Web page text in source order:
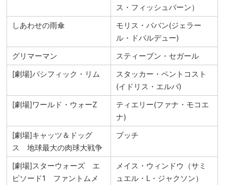
ス・フィッシュバーン）
しあわせの雨傘
モリス・ババン(ジェラー
ル・ドパルデュー)
グリマーマン
スティーブン・セガール
[劇場]パシフィック・リム
スタッカー・ペントコスト
(イドリス・エルバ)
[劇場]ワールド・ウォーZ
ティエリー(ファナ・モコエ
ナ)
[劇場]キャッツ＆ドッグ
ス 地球最大の肉球大戦争
ブッチ
[劇場]スターウォーズ エ
ピソード1 ファントムメ
メイス・ウィンドウ（サミ
ュエル・L・ジャクソン）